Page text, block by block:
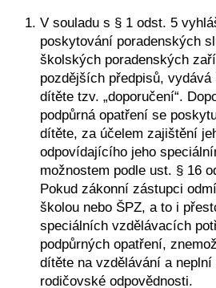
V souladu s § 1 odst. 5
poskytování poradenských
školských poradenských
pozdějších předpisů,
dítěte tzv. „doporučení“.
podpůrná opatření se
dítěte, za účelem zajištění
odpovídajícího jeho
možnostem podle ust. § 16
Pokud zákonní zástupci
školou nebo ŠPZ, a to i
speciálních vzdělávacích
podpůrných opatření,
dítěte na vzdělávání a
rodičovské odpovědnosti.